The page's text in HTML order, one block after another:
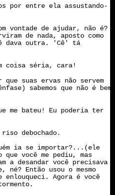
por entre ela assustando-
vontade de ajudar, não é?
de nada, aposto como
dava outra. 'Cê' tá
coisa séria, cara!
suas ervas não servem
sabemos que não é bem
me bateu! Eu poderia ter
debochado.
ia se importar?...(ele
você me pediu, mas
a desandar você precisava
Então usou o mesmo
enlouqueci. Agora é você